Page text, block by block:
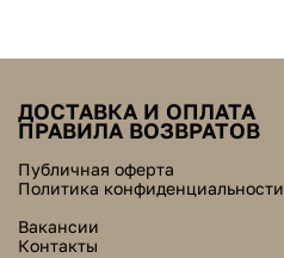
ДОСТАВКА И ОПЛАТА
ПРАВИЛА ВОЗВРАТОВ
Публичная оферта
Политика конфиденциальности
Вакансии
Контакты